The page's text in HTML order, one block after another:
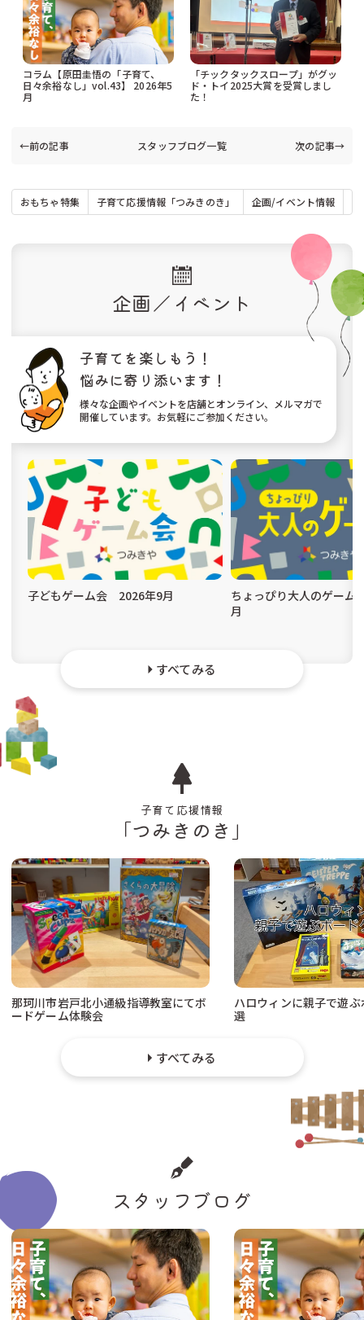
コラム【原田圭悟の「子育て、
日々余裕なし」vol.43】 2026年5
月
「チックタックスロープ」がグッ
ド・トイ2025大賞を受賞しまし
た！
←前の記事 スタッフブログ一覧 次の記事→
おもちゃ特集 子育て応援情報「つみきのき」 企画/イベント情報
企画／イベント
子育てを楽しもう！
悩みに寄り添います！
様々な企画やイベントを店舗とオンライン、メルマガで
開催しています。お気軽にご参加ください。
子どもゲーム会 2026年9月
ちょっぴり大人のゲー
月
すべてみる
子育て応援情報
「つみきのき」
那珂川市岩戸北小通級指導教室にてボ
ードゲーム体験会
ハロウィンに親子で遊
選
すべてみる
スタッフブログ